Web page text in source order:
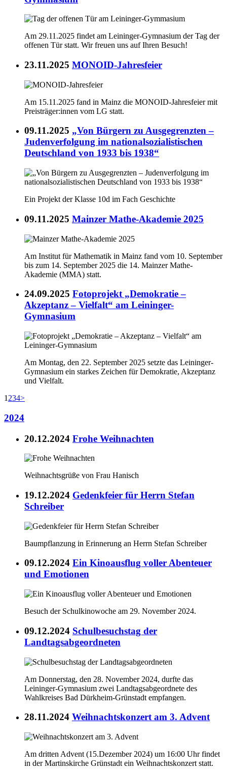
Am 29.11.2025 findet am Leininger-Gymnasium der Tag der
offenen Tür statt. Wir freuen uns auf Ihren Besuch!
23.11.2025 MONOID-Jahresfeier
Am 15.11.2025 fand in Mainz die MONOID-Jahresfeier mit
Preisträger:innen vom LG statt.
09.11.2025 „Von Bürgern zu Ausgegrenzten –
Judenverfolgung im nationalsozialistischen
Deutschland von 1933 bis 1938“
Ein Projekt der Klasse 10d im Fach Geschichte
09.11.2025 Mainzer Mathe-Akademie 2025
Am Institut für Mathematik in Mainz fand vom 10. September
bis zum 14. September 2025 die 14. Mainzer Mathe-
Akademie (MMA) statt.
24.09.2025 Fotoprojekt „Demokratie –
Akzeptanz – Vielfalt“ am Leininger-
Gymnasium
Am Montag, den 22. September 2025 setzte das Leininger-
Gymnasium ein starkes Zeichen für Demokratie, Akzeptanz
und Vielfalt.
1 234>
2024
20.12.2024 Frohe Weihnachten
Weihnachtsgrüße von Frau Hanisch
19.12.2024 Gedenkfeier für Herrn Stefan
Schreiber
Baumpflanzung in Erinnerung an Herrn Stefan Schreiber
09.12.2024 Ein Kinoausflug voller Abenteuer
und Emotionen
Besuch der Schulkinowoche am 29. November 2024.
09.12.2024 Schulbesuchstag der
Landtagsabgeordneten
Am Donnerstag, den 28. November 2024, durfte das
Leininger-Gymnasium zwei Landtagsabgeordnete des
Wahlkreises Bad Dürkheim-Grünstadt empfangen.
28.11.2024 Weihnachtskonzert am 3. Advent
Am dritten Advent (15.Dezember 2024) um 16:00 Uhr findet
in der Martinskirche Grünstadt ein Weihnachtskonzert statt.